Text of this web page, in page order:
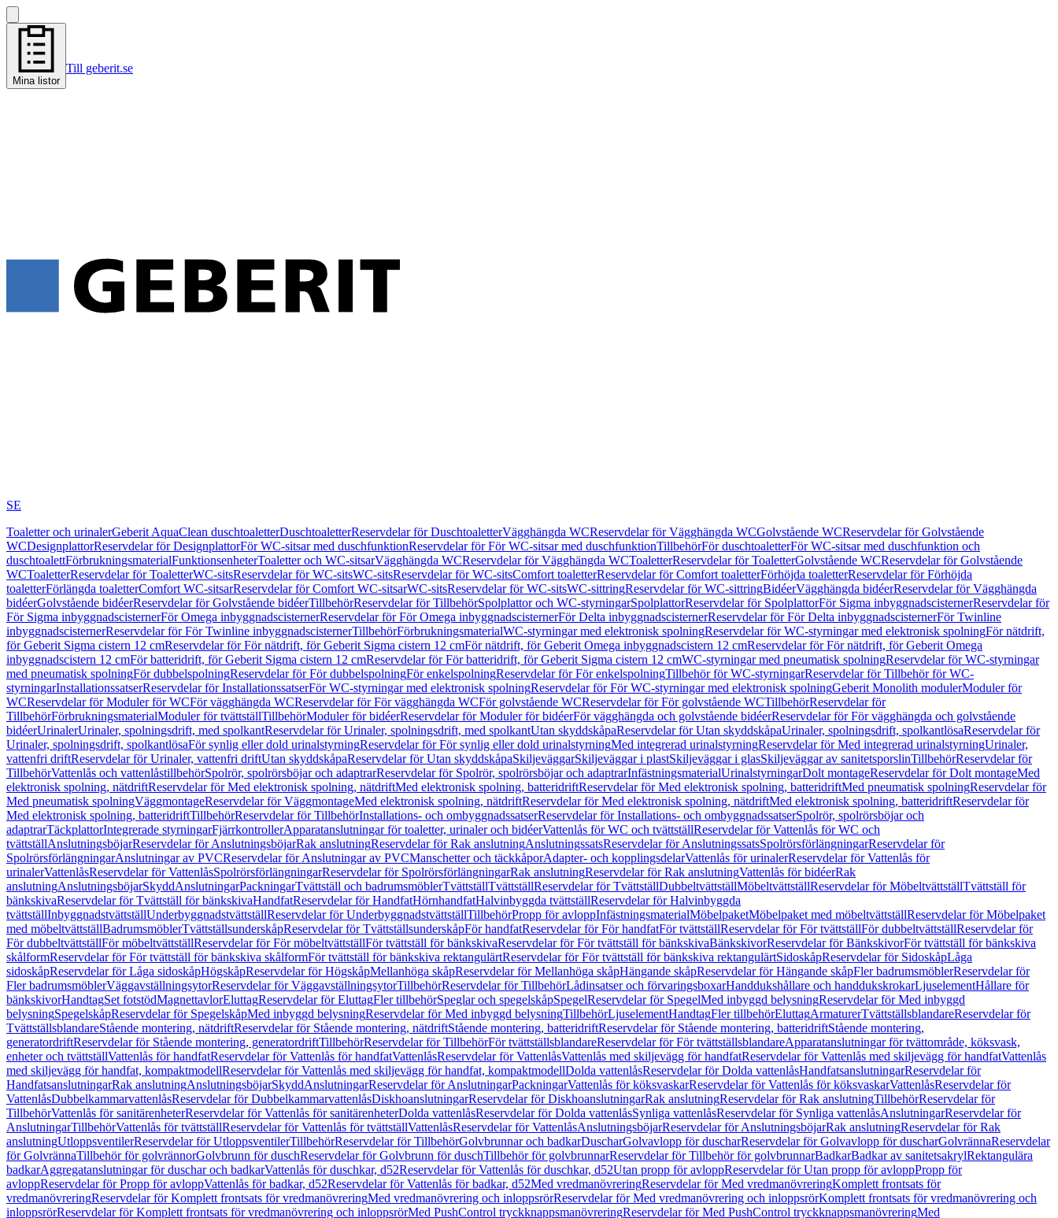
Mina listor
Till geberit.se
SE
Toaletter och urinalerGeberit AquaClean duschtoaletterDuschtoaletterReservdelar för DuschtoaletterVägghängda WCReservdelar för Vägghängda WCGolvstående WCReservdelar för Golvstående
WCDesignplattorReservdelar för DesignplattorFör WC-sitsar med duschfunktionReservdelar för För WC-sitsar med duschfunktionTillbehörFör duschtoaletterFör WC-sitsar med duschfunktion och
duschtoalettFörbrukningsmaterialFunktionsenheterToaletter och WC-sitsarVägghängda WCReservdelar för Vägghängda WCToaletterReservdelar för ToaletterGolvstående WCReservdelar för Golvstående
WCToaletterReservdelar för ToaletterWC-sitsReservdelar för WC-sitsWC-sitsReservdelar för WC-sitsComfort toaletterReservdelar för Comfort toaletterFörhöjda toaletterReservdelar för Förhöjda
toaletterFörlängda toaletterComfort WC-sitsarReservdelar för Comfort WC-sitsarWC-sitsReservdelar för WC-sitsWC-sittringReservdelar för WC-sittringBidéerVägghängda bidéerReservdelar för Vägghängda
bidéerGolvstående bidéerReservdelar för Golvstående bidéerTillbehörReservdelar för TillbehörSpolplattor och WC-styrningarSpolplattorReservdelar för SpolplattorFör Sigma inbyggnadscisternerReservdelar för
För Sigma inbyggnadscisternerFör Omega inbyggnadscisternerReservdelar för För Omega inbyggnadscisternerFör Delta inbyggnadscisternerReservdelar för För Delta inbyggnadscisternerFör Twinline
inbyggnadscisternerReservdelar för För Twinline inbyggnadscisternerTillbehörFörbrukningsmaterialWC-styrningar med elektronisk spolningReservdelar för WC-styrningar med elektronisk spolningFör nätdrift,
för Geberit Sigma cistern 12 cmReservdelar för För nätdrift, för Geberit Sigma cistern 12 cmFör nätdrift, för Geberit Omega inbyggnadscistern 12 cmReservdelar för För nätdrift, för Geberit Omega
inbyggnadscistern 12 cmFör batteridrift, för Geberit Sigma cistern 12 cmReservdelar för För batteridrift, för Geberit Sigma cistern 12 cmWC-styrningar med pneumatisk spolningReservdelar för WC-styrningar
med pneumatisk spolningFör dubbelspolningReservdelar för För dubbelspolningFör enkelspolningReservdelar för För enkelspolningTillbehör för WC-styrningarReservdelar för Tillbehör för WC-
styrningarInstallationssatserReservdelar för InstallationssatserFör WC-styrningar med elektronisk spolningReservdelar för För WC-styrningar med elektronisk spolningGeberit Monolith modulerModuler för
WCReservdelar för Moduler för WCFör vägghängda WCReservdelar för För vägghängda WCFör golvstående WCReservdelar för För golvstående WCTillbehörReservdelar för
TillbehörFörbrukningsmaterialModuler för tvättställTillbehörModuler för bidéerReservdelar för Moduler för bidéerFör vägghängda och golvstående bidéerReservdelar för För vägghängda och golvstående
bidéerUrinalerUrinaler, spolningsdrift, med spolkantReservdelar för Urinaler, spolningsdrift, med spolkantUtan skyddskåpaReservdelar för Utan skyddskåpaUrinaler, spolningsdrift, spolkantlösaReservdelar för
Urinaler, spolningsdrift, spolkantlösaFör synlig eller dold urinalstyrningReservdelar för För synlig eller dold urinalstyrningMed integrerad urinalstyrningReservdelar för Med integrerad urinalstyrningUrinaler,
vattenfri driftReservdelar för Urinaler, vattenfri driftUtan skyddskåpaReservdelar för Utan skyddskåpaSkiljeväggarSkiljeväggar i plastSkiljeväggar i glasSkiljeväggar av sanitetsporslinTillbehörReservdelar för
TillbehörVattenlås och vattenlåstillbehörSpolrör, spolrörsböjar och adaptrarReservdelar för Spolrör, spolrörsböjar och adaptrarInfästningsmaterialUrinalstyrningarDolt montageReservdelar för Dolt montageMed
elektronisk spolning, nätdriftReservdelar för Med elektronisk spolning, nätdriftMed elektronisk spolning, batteridriftReservdelar för Med elektronisk spolning, batteridriftMed pneumatisk spolningReservdelar för
Med pneumatisk spolningVäggmontageReservdelar för VäggmontageMed elektronisk spolning, nätdriftReservdelar för Med elektronisk spolning, nätdriftMed elektronisk spolning, batteridriftReservdelar för
Med elektronisk spolning, batteridriftTillbehörReservdelar för TillbehörInstallations- och ombyggnadssatserReservdelar för Installations- och ombyggnadssatserSpolrör, spolrörsböjar och
adaptrarTäckplattorIntegrerade styrningarFjärrkontrollerApparatanslutningar för toaletter, urinaler och bidéerVattenlås för WC och tvättställReservdelar för Vattenlås för WC och
tvättställAnslutningsböjarReservdelar för AnslutningsböjarRak anslutningReservdelar för Rak anslutningAnslutningssatsReservdelar för AnslutningssatsSpolrörsförlängningarReservdelar för
SpolrörsförlängningarAnslutningar av PVCReservdelar för Anslutningar av PVCManschetter och täckkåporAdapter- och kopplingsdelarVattenlås för urinalerReservdelar för Vattenlås för
urinalerVattenlåsReservdelar för VattenlåsSpolrörsförlängningarReservdelar för SpolrörsförlängningarRak anslutningReservdelar för Rak anslutningVattenlås för bidéerRak
anslutningAnslutningsböjarSkyddAnslutningarPackningarTvättställ och badrumsmöblerTvättställTvättställReservdelar för TvättställDubbeltvättställMöbeltvättställReservdelar för MöbeltvättställTvättställ för
bänkskivaReservdelar för Tvättställ för bänkskivaHandfatReservdelar för HandfatHörnhandfatHalvinbyggda tvättställReservdelar för Halvinbyggda
tvättställInbyggnadstvättställUnderbyggnadstvättställReservdelar för UnderbyggnadstvättställTillbehörPropp för avloppInfästningsmaterialMöbelpaketMöbelpaket med möbeltvättställReservdelar för Möbelpaket
med möbeltvättställBadrumsmöblerTvättställsunderskåpReservdelar för TvättställsunderskåpFör handfatReservdelar för För handfatFör tvättställReservdelar för För tvättställFör dubbeltvättställReservdelar för
För dubbeltvättställFör möbeltvättställReservdelar för För möbeltvättställFör tvättställ för bänkskivaReservdelar för För tvättställ för bänkskivaBänkskivorReservdelar för BänkskivorFör tvättställ för bänkskiva
skålformReservdelar för För tvättställ för bänkskiva skålformFör tvättställ för bänkskiva rektangulärtReservdelar för För tvättställ för bänkskiva rektangulärtSidoskåpReservdelar för SidoskåpLåga
sidoskåpReservdelar för Låga sidoskåpHögskåpReservdelar för HögskåpMellanhöga skåpReservdelar för Mellanhöga skåpHängande skåpReservdelar för Hängande skåpFler badrumsmöblerReservdelar för
Fler badrumsmöblerVäggavställningsytorReservdelar för VäggavställningsytorTillbehörReservdelar för TillbehörLådinsatser och förvaringsboxarHanddukshållare och handdukskrokarLjuselementHållare för
bänkskivorHandtagSet fotstödMagnettavlorEluttagReservdelar för EluttagFler tillbehörSpeglar och spegelskåpSpegelReservdelar för SpegelMed inbyggd belysningReservdelar för Med inbyggd
belysningSpegelskåpReservdelar för SpegelskåpMed inbyggd belysningReservdelar för Med inbyggd belysningTillbehörLjuselementHandtagFler tillbehörEluttagArmaturerTvättställsblandareReservdelar för
TvättställsblandareStående montering, nätdriftReservdelar för Stående montering, nätdriftStående montering, batteridriftReservdelar för Stående montering, batteridriftStående montering,
generatordriftReservdelar för Stående montering, generatordriftTillbehörReservdelar för TillbehörFör tvättställsblandareReservdelar för För tvättställsblandareApparatanslutningar för tvättområde, köksvask,
enheter och tvättställVattenlås för handfatReservdelar för Vattenlås för handfatVattenlåsReservdelar för VattenlåsVattenlås med skiljevägg för handfatReservdelar för Vattenlås med skiljevägg för handfatVattenlås
med skiljevägg för handfat, kompaktmodellReservdelar för Vattenlås med skiljevägg för handfat, kompaktmodellDolda vattenlåsReservdelar för Dolda vattenlåsHandfatsanslutningarReservdelar för
HandfatsanslutningarRak anslutningAnslutningsböjarSkyddAnslutningarReservdelar för AnslutningarPackningarVattenlås för köksvaskarReservdelar för Vattenlås för köksvaskarVattenlåsReservdelar för
VattenlåsDubbelkammarvattenlåsReservdelar för DubbelkammarvattenlåsDiskhoanslutningarReservdelar för DiskhoanslutningarRak anslutningReservdelar för Rak anslutningTillbehörReservdelar för
TillbehörVattenlås för sanitärenheterReservdelar för Vattenlås för sanitärenheterDolda vattenlåsReservdelar för Dolda vattenlåsSynliga vattenlåsReservdelar för Synliga vattenlåsAnslutningarReservdelar för
AnslutningarTillbehörVattenlås för tvättställReservdelar för Vattenlås för tvättställVattenlåsReservdelar för VattenlåsAnslutningsböjarReservdelar för AnslutningsböjarRak anslutningReservdelar för Rak
anslutningUtloppsventilerReservdelar för UtloppsventilerTillbehörReservdelar för TillbehörGolvbrunnar och badkarDuscharGolvavlopp för duscharReservdelar för Golvavlopp för duscharGolvrännaReservdelar
för GolvrännaTillbehör för golvrännorGolvbrunn för duschReservdelar för Golvbrunn för duschTillbehör för golvbrunnarReservdelar för Tillbehör för golvbrunnarBadkarBadkar av sanitetsakrylRektangulära
badkarAggregatanslutningar för duschar och badkarVattenlås för duschkar, d52Reservdelar för Vattenlås för duschkar, d52Utan propp för avloppReservdelar för Utan propp för avloppPropp för
avloppReservdelar för Propp för avloppVattenlås för badkar, d52Reservdelar för Vattenlås för badkar, d52Med vredmanövreringReservdelar för Med vredmanövreringKomplett frontsats för
vredmanövreringReservdelar för Komplett frontsats för vredmanövreringMed vredmanövrering och inloppsrörReservdelar för Med vredmanövrering och inloppsrörKomplett frontsats för vredmanövrering och
inloppsrörReservdelar för Komplett frontsats för vredmanövrering och inloppsrörMed PushControl tryckknappsmanövreringReservdelar för Med PushControl tryckknappsmanövreringMed